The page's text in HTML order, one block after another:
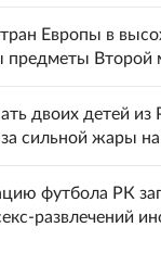
Европы в
предметы Второй
двоих детей из
сильной жары
футбола РК
развлечений